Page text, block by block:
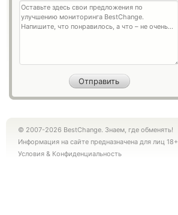
© 2007-2026 BestChange. Знаем, где обменять!
Информация на сайте предназначена для лиц 18+
Условия & Конфиденциальность